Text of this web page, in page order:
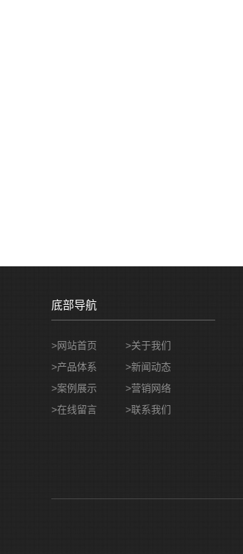
底部导航
>网站首页 >关于我们
>产品体系 >新闻动态
>案例展示 >营销网络
>在线留言 >联系我们